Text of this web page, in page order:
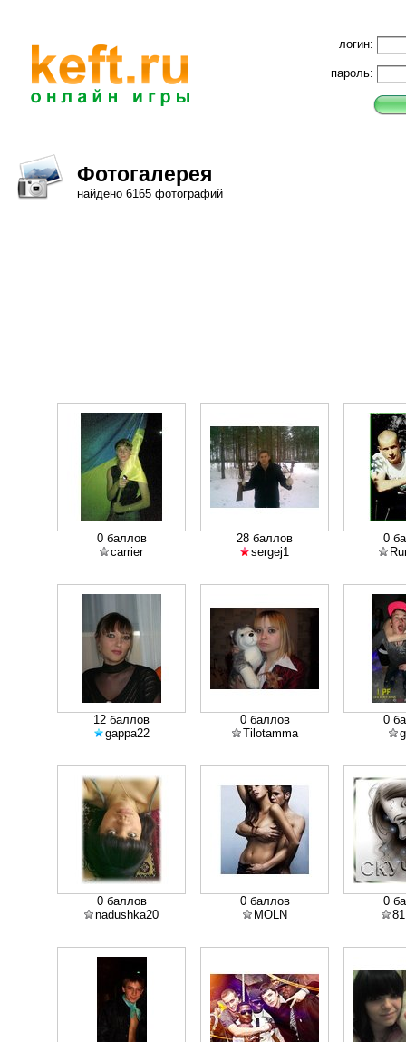
логин:
пароль:
Фотогалерея
найдено 6165 фотографий
0 баллов
carrier
28 баллов
sergej1
0
12 баллов
gappa22
0 баллов
Tilotamma
0
0 баллов
nadushka20
0 баллов
MOLN
0